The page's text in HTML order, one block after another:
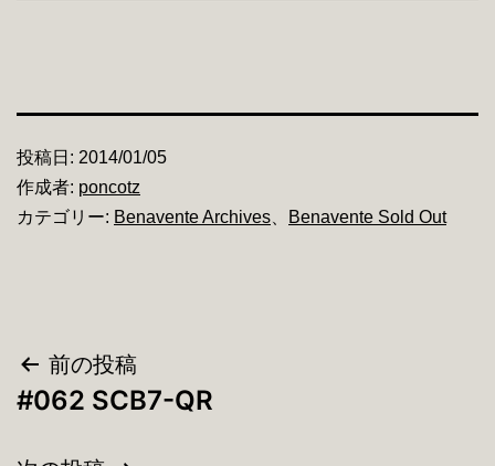
投稿日: 2014/01/05
作成者: poncotz
カテゴリー: Benavente Archives Benavente Sold Out
投
稿
前の投稿
#062 SCB7-QR